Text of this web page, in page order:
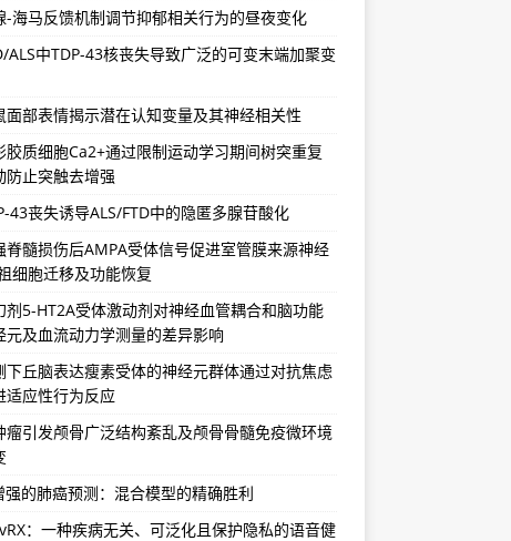
-海马反馈机制调节抑郁相关行为的昼夜变化
ALS中TDP-43核丧失导致广泛的可变末端加聚变
面部表情揭示潜在认知变量及其神经相关性
胶质细胞Ca2+通过限制运动学习期间树突重复
防止突触去增强
43丧失诱导ALS/FTD中的隐匿多腺苷酸化
脊髓损伤后AMPA受体信号促进室管膜来源神经
细胞迁移及功能恢复
剂5-HT2A受体激动剂对神经血管耦合和脑功能
元及血流动力学测量的差异影响
下丘脑表达瘦素受体的神经元群体通过对抗焦虑
适应性行为反应
瘤引发颅骨广泛结构紊乱及颅骨骨髓免疫微环境
强的肺癌预测：混合模型的精确胜利
：一种疾病无关、可泛化且保护隐私的语音健